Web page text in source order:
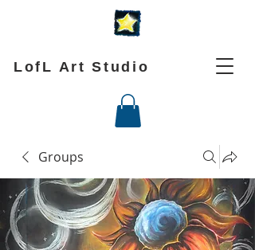
LofL Art Studio
Groups